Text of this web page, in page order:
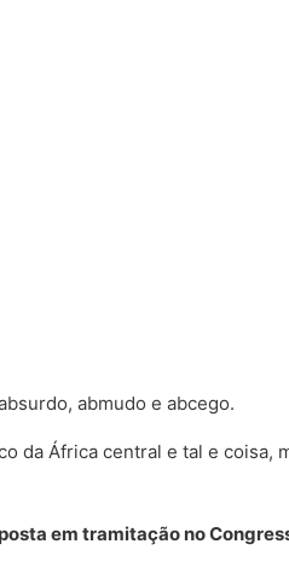
abmudo e abcego.
da África central e tal e
em tramitação no